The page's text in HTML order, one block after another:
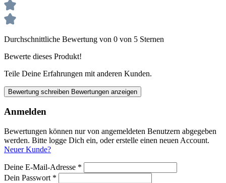
Durchschnittliche Bewertung von 0 von 5 Sternen
Bewerte dieses Produkt!
Teile Deine Erfahrungen mit anderen Kunden.
Bewertung schreiben Bewertungen anzeigen
Anmelden
Bewertungen können nur von angemeldeten Benutzern abgegeben
werden. Bitte logge Dich ein, oder erstelle einen neuen Account.
Neuer Kunde?
Deine E-Mail-Adresse *
Dein Passwort *